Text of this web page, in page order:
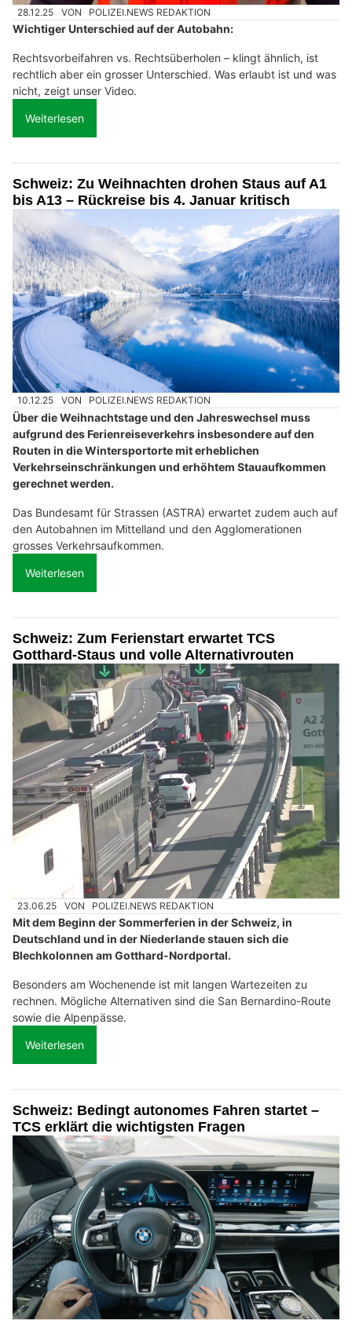
28.12.25 VON POLIZEI.NEWS REDAKTION
Wichtiger Unterschied auf der Autobahn:
Rechtsvorbeifahren vs. Rechtsüberholen – klingt ähnlich, ist
rechtlich aber ein grosser Unterschied. Was erlaubt ist und was
nicht, zeigt unser Video.
Weiterlesen
Schweiz: Zu Weihnachten drohen Staus auf A1
bis A13 – Rückreise bis 4. Januar kritisch
10.12.25 VON POLIZEI.NEWS REDAKTION
Über die Weihnachtstage und den Jahreswechsel muss
aufgrund des Ferienreiseverkehrs insbesondere auf den
Routen in die Wintersportorte mit erheblichen
Verkehrseinschränkungen und erhöhtem Stauaufkommen
gerechnet werden.
Das Bundesamt für Strassen (ASTRA) erwartet zudem auch auf
den Autobahnen im Mittelland und den Agglomerationen
grosses Verkehrsaufkommen.
Weiterlesen
Schweiz: Zum Ferienstart erwartet TCS
Gotthard-Staus und volle Alternativrouten
23.06.25 VON POLIZEI.NEWS REDAKTION
Mit dem Beginn der Sommerferien in der Schweiz, in
Deutschland und in der Niederlande stauen sich die
Blechkolonnen am Gotthard-Nordportal.
Besonders am Wochenende ist mit langen Wartezeiten zu
rechnen. Mögliche Alternativen sind die San Bernardino-Route
sowie die Alpenpässe.
Weiterlesen
Schweiz: Bedingt autonomes Fahren startet –
TCS erklärt die wichtigsten Fragen